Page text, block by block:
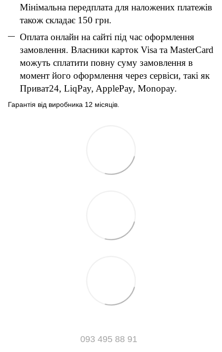
Мінімальна передплата для наложених платежів
також складає 150 грн.
Оплата онлайн на сайті під час оформлення
замовлення. Власники карток Visa та MasterCard
можуть сплатити повну суму замовлення в
момент його оформлення через сервіси, такі як
Приват24, LiqPay, ApplePay, Monopay.
Гарантія від виробника 12 місяців.
093 495 88 91